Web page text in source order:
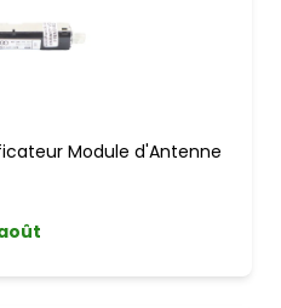
Module d'Antenne
août